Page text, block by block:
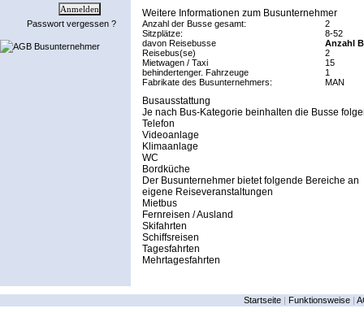
Passwort vergessen ?
AGB Busunternehmer
Weitere Informationen zum Busunternehmer
Anzahl der Busse gesamt:
2
Sitzplätze:
8-52
davon Reisebusse
Anzahl
Reisebus(se)
2
Mietwagen / Taxi
15
behindertenger. Fahrzeuge
1
Fabrikate des Busunternehmers:
MAN
Busausstattung
Je nach Bus-Kategorie beinhalten die Busse
Telefon
Videoanlage
Klimaanlage
WC
Bordküche
Der Busunternehmer bietet folgende Bereiche an
eigene Reiseveranstaltungen
Mietbus
Fernreisen / Ausland
Skifahrten
Schiffsreisen
Tagesfahrten
Mehrtagesfahrten
Startseite | Funktionsweise |